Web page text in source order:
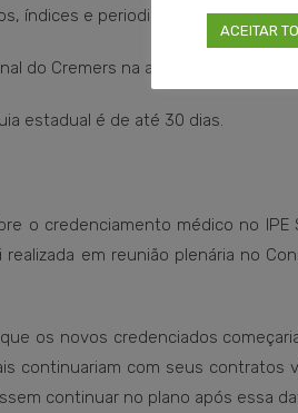
índices e periodicidade para o
do Cremers na apuração de
estadual é de até 30 dias.
o credenciamento médico no
em reunião plenária no
os novos credenciados
continuariam com seus
continuar no plano após essa
ACEITAR